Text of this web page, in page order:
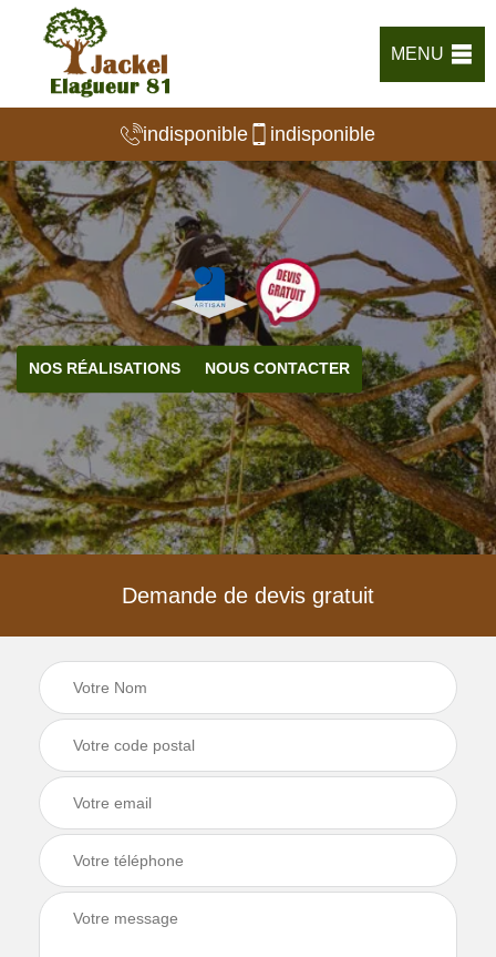
MENU
indisponible indisponible
NOS RÉALISATIONS NOUS CONTACTER
Demande de devis gratuit